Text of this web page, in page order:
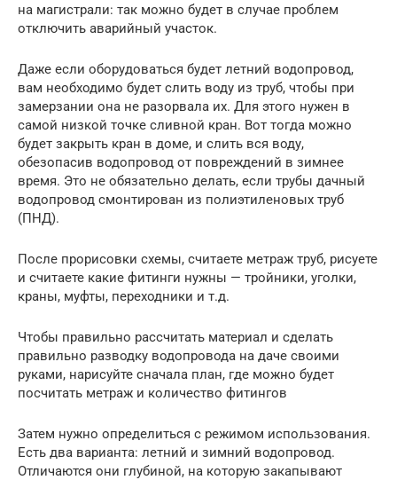
на магистрали: так можно будет в случае проблем
отключить аварийный участок.
Даже если оборудоваться будет летний водопровод,
вам необходимо будет слить воду из труб, чтобы при
замерзании она не разорвала их. Для этого нужен в
самой низкой точке сливной кран. Вот тогда можно
будет закрыть кран в доме, и слить вся воду,
обезопасив водопровод от повреждений в зимнее
время. Это не обязательно делать, если трубы дачный
водопровод смонтирован из полиэтиленовых труб
(ПНД).
После прорисовки схемы, считаете метраж труб, рисуете
и считаете какие фитинги нужны — тройники, уголки,
краны, муфты, переходники и т.д.
Чтобы правильно рассчитать материал и сделать
правильно разводку водопровода на даче своими
руками, нарисуйте сначала план, где можно будет
посчитать метраж и количество фитингов
Затем нужно определиться с режимом использования.
Есть два варианта: летний и зимний водопровод.
Отличаются они глубиной, на которую закапывают